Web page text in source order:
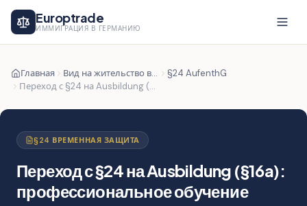
Europtrade
ИММИГРАЦИЯ В ГЕРМАНИЮ
Главная Вид на жительство в Германии
§24 AufenthG
Переход с §24 на Ausbildung (§16a)
§24 ВРЕМЕННАЯ ЗАЩИТА
Переход с §24 на Ausbildung (§16a):
профессиональное обучение